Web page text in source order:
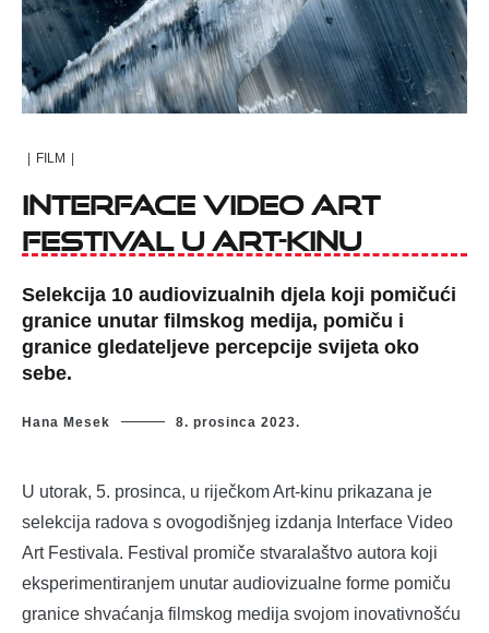
| FILM |
Interface Video Art
Festival u Art-kinu
Selekcija 10 audiovizualnih djela koji pomičući
granice unutar filmskog medija, pomiču i
granice gledateljeve percepcije svijeta oko
sebe.
Hana Mesek 8. prosinca 2023.
U utorak, 5. prosinca, u riječkom Art-kinu prikazana je
selekcija radova s ovogodišnjeg izdanja Interface Video
Art Festivala. Festival promiče stvaralaštvo autora koji
eksperimentiranjem unutar audiovizualne forme pomiču
granice shvaćanja filmskog medija svojom inovativnošću